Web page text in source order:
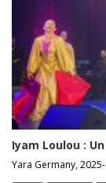
Iyam Loulou :
Yara Germany,